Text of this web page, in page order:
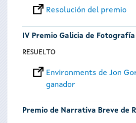
Resolución del premio
IV Premio Galicia de
RESUELTO
Environments de Jon
ganador
Premio de Narrativa Breve de